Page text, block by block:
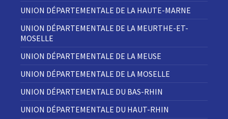
UNION DÉPARTEMENTALE DE LA HAUTE-MARNE
UNION DÉPARTEMENTALE DE LA MEURTHE-ET-
MOSELLE
UNION DÉPARTEMENTALE DE LA MEUSE
UNION DÉPARTEMENTALE DE LA MOSELLE
UNION DÉPARTEMENTALE DU BAS-RHIN
UNION DÉPARTEMENTALE DU HAUT-RHIN